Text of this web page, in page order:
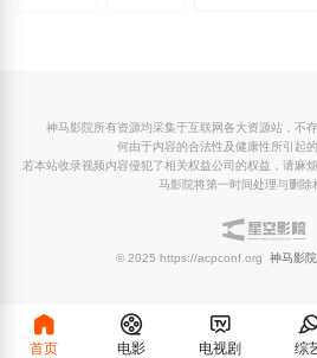
神马影院所有资源均采集于互联网各大资源站，不
何由于内容的合法性及健康性所引起
若本站收录视频内容侵犯了相关权益公司的权益，请麻
马影院将第一时间处理与删除
© 2025 https://acpconf.org 神马影院
首页 电影 电视剧 综